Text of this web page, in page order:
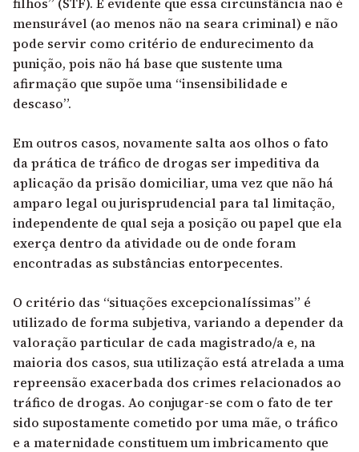
mensurável (ao menos não na seara criminal) e não
pode servir como critério de endurecimento da
punição, pois não há base que sustente uma
afirmação que supõe uma “insensibilidade e
descaso”.
Em outros casos, novamente salta aos olhos o fato
da prática de tráfico de drogas ser impeditiva da
aplicação da prisão domiciliar, uma vez que não há
amparo legal ou jurisprudencial para tal limitação,
independente de qual seja a posição ou papel que ela
exerça dentro da atividade ou de onde foram
encontradas as substâncias entorpecentes.
O critério das “situações excepcionalíssimas” é
utilizado de forma subjetiva, variando a depender da
valoração particular de cada magistrado/a e, na
maioria dos casos, sua utilização está atrelada a uma
repreensão exacerbada dos crimes relacionados ao
tráfico de drogas. Ao conjugar-se com o fato de ter
sido supostamente cometido por uma mãe, o tráfico
e a maternidade constituem um imbricamento que